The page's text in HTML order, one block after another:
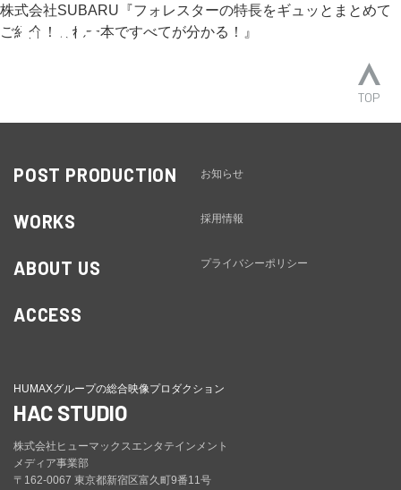
株式会社SUBARU『フォレスターの特長をギュッとまとめて
ご紹介！これ一本ですべてが分かる！』
TOP
POST PRODUCTION
WORKS
ABOUT US
ACCESS
お知らせ
採用情報
プライバシーポリシー
HUMAXグループの総合映像プロダクション
HAC STUDIO
株式会社ヒューマックスエンタテインメント
メディア事業部
〒162-0067 東京都新宿区富久町9番11号